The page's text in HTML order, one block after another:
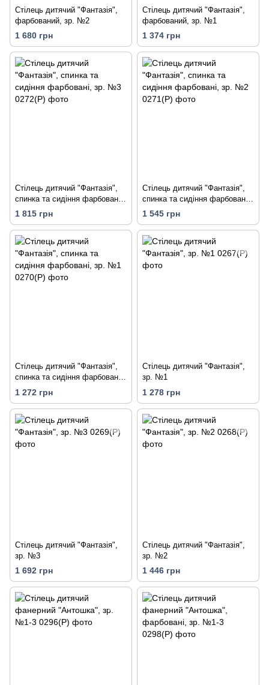
Стілець дитячий "Фантазія",
фарбований, зр. №2
1 680 грн
Стілець дитячий "Фантазія",
фарбований, зр. №1
1 374 грн
Стілець дитячий "Фантазія",
спинка та сидіння фарбовані,
зр. №3
1 815 грн
Стілець дитячий "Фантазія",
спинка та сидіння фарбовані,
зр. №2
1 545 грн
Стілець дитячий "Фантазія",
спинка та сидіння фарбовані,
зр. №1
1 272 грн
Стілець дитячий "Фантазія",
зр. №1
1 278 грн
Стілець дитячий "Фантазія",
зр. №3
1 692 грн
Стілець дитячий "Фантазія",
зр. №2
1 446 грн